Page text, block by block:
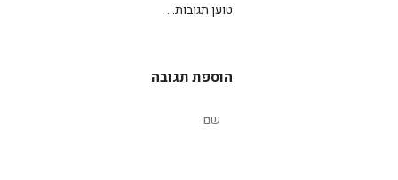
טוען תגובות...
הוספת תגובה